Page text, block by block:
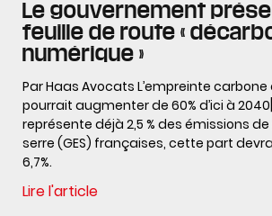
Le gouvernement
feuille de route «
numérique »
Par Haas Avocats L’empreinte
pourrait augmenter de 60% d’ici à
représente déjà 2,5 % des émissions
serre (GES) françaises, cette part
6,7%.
Lire l'article